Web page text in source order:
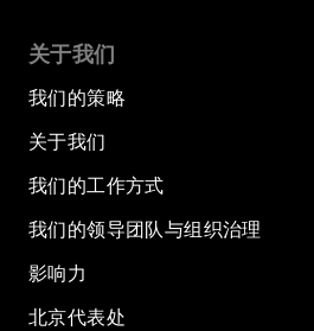
关于我们
我们的策略
关于我们
我们的工作方式
我们的领导团队与组织治理
影响力
北京代表处